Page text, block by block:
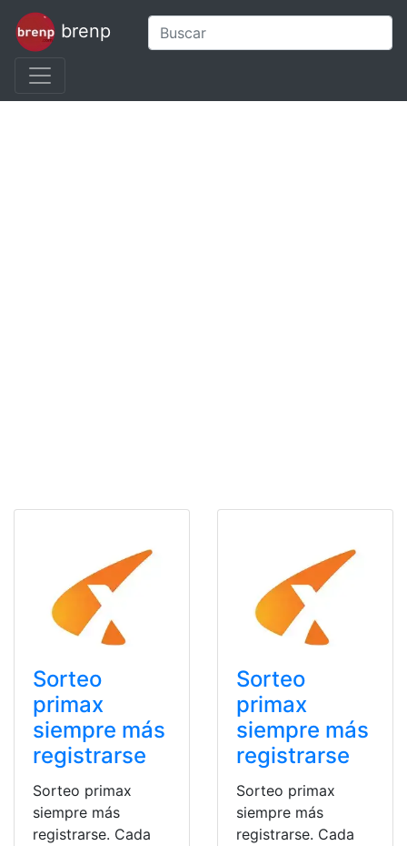
brenp
Sorteo
primax
siempre más
registrarse
Sorteo primax
siempre más
registrarse. Cada
Sorteo
primax
siempre más
registrarse
Sorteo primax
siempre más
registrarse. Cada